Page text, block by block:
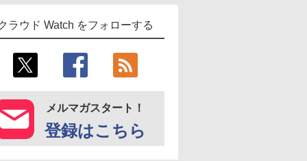
ラウド Watch をフォローする
メルマガスタート！
登録はこちら